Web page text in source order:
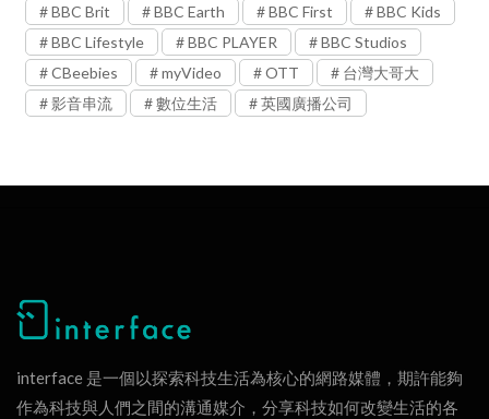
BBC Brit BBC Earth BBC First
BBC Kids
BBC Lifestyle
BBC PLAYER
BBC Studios
CBeebies
myVideo OTT
台灣大哥大
影音串流
數位生活 英國廣播公司
interface 是一個以探索科技生活為核心的網路媒體，期許能夠
作為科技與人們之間的溝通媒介，分享科技如何改變生活的各